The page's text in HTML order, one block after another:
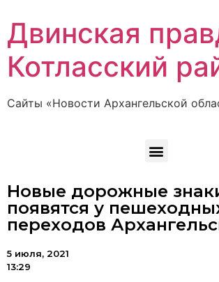
Двинская
Котласский
Сайты «Новости Архангельской
Новые дорожные
появятся у
переходов
5 июля, 2021
13:29